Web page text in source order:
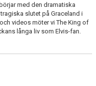
med den dramatiska
slutet på Graceland i
videos möter vi The King of
långa liv som Elvis-fan.